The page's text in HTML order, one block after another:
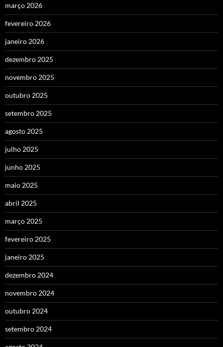
março 2026
fevereiro 2026
janeiro 2026
dezembro 2025
novembro 2025
outubro 2025
setembro 2025
agosto 2025
julho 2025
junho 2025
maio 2025
abril 2025
março 2025
fevereiro 2025
janeiro 2025
dezembro 2024
novembro 2024
outubro 2024
setembro 2024